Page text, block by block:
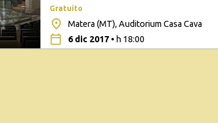
Gratuito
Matera (MT), Auditorium Casa Cava
6 dic 2017• h 18:00